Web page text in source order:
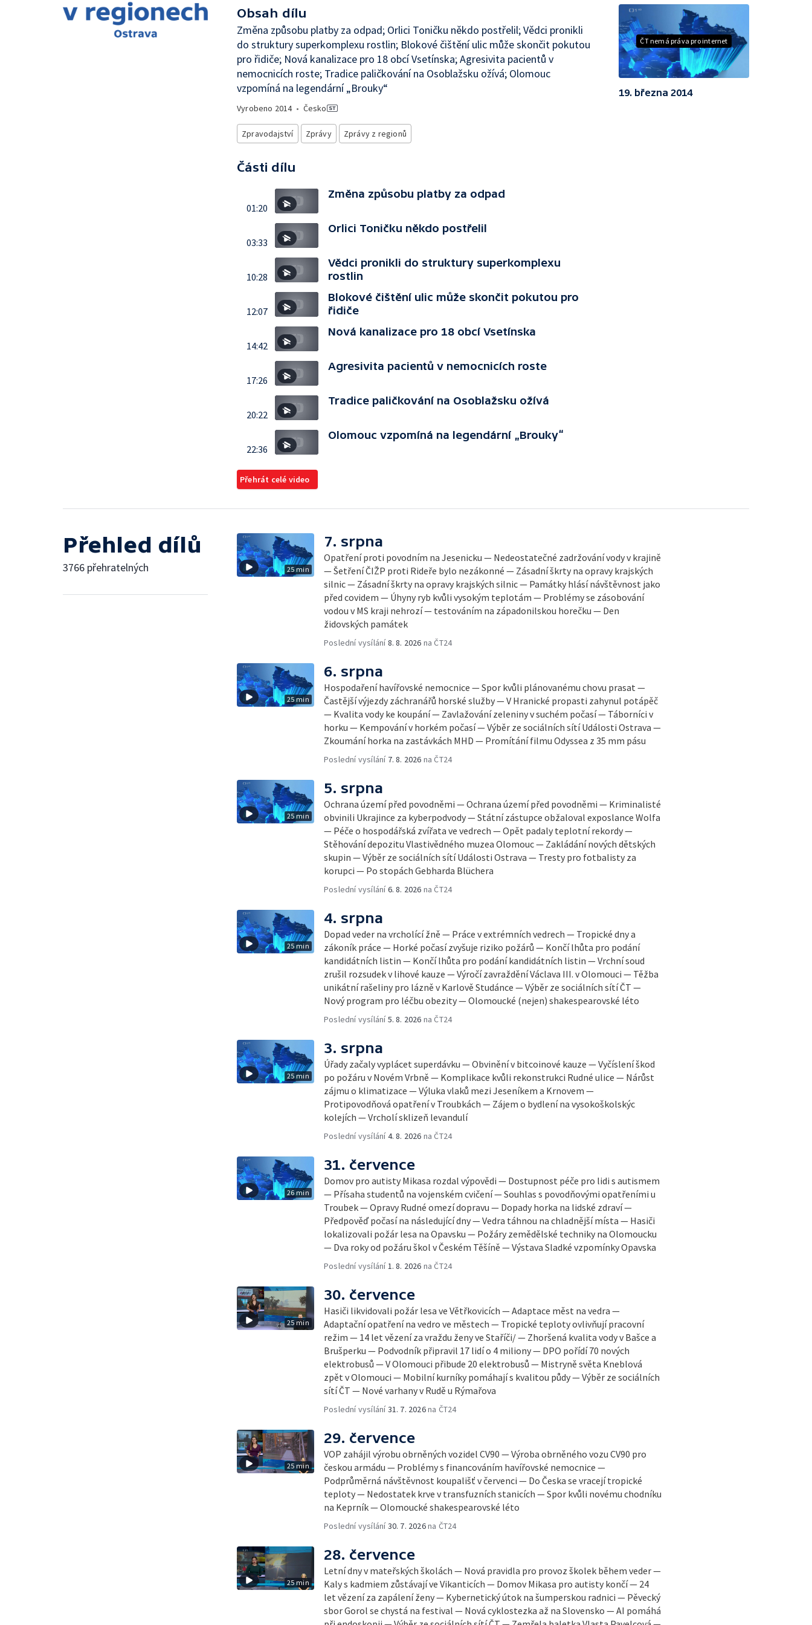
Obsah dílu
Změna způsobu platby za odpad; Orlici Toničku někdo postřelil; Vědci pronikli
do struktury superkomplexu rostlin; Blokové čištění ulic může skončit pokutou
pro řidiče; Nová kanalizace pro 18 obcí Vsetínska; Agresivita pacientů v
nemocnicích roste; Tradice paličkování na Osoblažsku ožívá; Olomouc
vzpomíná na legendární „Brouky“
Vyrobeno 2014• Česko
Zpravodajství Zprávy Zprávy z regionů
Části dílu
01:20
Změna způsobu platby za odpad
03:33
Orlici Toničku někdo postřelil
10:28
Vědci pronikli do struktury superkomplexu
rostlin
12:07
Blokové čištění ulic může skončit pokutou pro
řidiče
14:42
Nová kanalizace pro 18 obcí Vsetínska
17:26
Agresivita pacientů v nemocnicích roste
20:22
Tradice paličkování na Osoblažsku ožívá
22:36
Olomouc vzpomíná na legendární „Brouky“
Přehrát celé video
ČT nemá práva pro internet
19. března 2014
Přehled dílů
3766 přehratelných 25 min
7. srpna
Opatření proti povodním na Jesenicku — Nedeostatečné zadržování vody v krajině
— Šetření ČIŽP proti Rideře bylo nezákonné — Zásadní škrty na opravy krajských
silnic — Zásadní škrty na opravy krajských silnic — Památky hlásí návštěvnost jako
před covidem — Úhyny ryb kvůli vysokým teplotám — Problémy se zásobování
vodou v MS kraji nehrozí — testováním na západonilskou horečku — Den
židovských památek
Poslední vysílání8. 8. 2026 na ČT24
25 min
6. srpna
Hospodaření havířovské nemocnice — Spor kvůli plánovanému chovu prasat —
Častější výjezdy záchranářů horské služby — V Hranické propasti zahynul potápěč
— Kvalita vody ke koupání — Zavlažování zeleniny v suchém počasí — Táborníci v
horku — Kempování v horkém počasí — Výběr ze sociálních sítí Události Ostrava —
Zkoumání horka na zastávkách MHD — Promítání filmu Odyssea z 35 mm pásu
Poslední vysílání 7. 8. 2026 na ČT24
25 min
5. srpna
Ochrana území před povodněmi — Ochrana území před povodněmi — Kriminalisté
obvinili Ukrajince za kyberpodvody — Státní zástupce obžaloval exposlance Wolfa
— Péče o hospodářská zvířata ve vedrech — Opět padaly teplotní rekordy —
Stěhování depozitu Vlastivědného muzea Olomouc — Zakládání nových dětských
skupin — Výběr ze sociálních sítí Události Ostrava — Tresty pro fotbalisty za
korupci — Po stopách Gebharda Blüchera
Poslední vysílání6. 8. 2026 na ČT24
25 min
4. srpna
Dopad veder na vrcholící žně — Práce v extrémních vedrech — Tropické dny a
zákoník práce — Horké počasí zvyšuje riziko požárů — Končí lhůta pro podání
kandidátních listin — Končí lhůta pro podání kandidátních listin — Vrchní soud
zrušil rozsudek v lihové kauze — Výročí zavraždění Václava III. v Olomouci — Těžba
unikátní rašeliny pro lázně v Karlově Studánce — Výběr ze sociálních sítí ČT —
Nový program pro léčbu obezity — Olomoucké (nejen) shakespearovské léto
Poslední vysílání5. 8. 2026 na ČT24
25 min
3. srpna
Úřady začaly vyplácet superdávku — Obvinění v bitcoinové kauze — Vyčíslení škod
po požáru v Novém Vrbně — Komplikace kvůli rekonstrukci Rudné ulice — Nárůst
zájmu o klimatizace — Výluka vlaků mezi Jeseníkem a Krnovem —
Protipovodňová opatření v Troubkách — Zájem o bydlení na vysokoškolskýc
kolejích — Vrcholí sklizeň levandulí
Poslední vysílání4. 8. 2026 na ČT24
26 min
31. července
Domov pro autisty Mikasa rozdal výpovědi — Dostupnost péče pro lidi s autismem
— Přísaha studentů na vojenském cvičení — Souhlas s povodňovými opatřeními u
Troubek — Opravy Rudné omezí dopravu — Dopady horka na lidské zdraví —
Předpověď počasí na následující dny — Vedra táhnou na chladnější místa — Hasiči
lokalizovali požár lesa na Opavsku — Požáry zemědělské techniky na Olomoucku
— Dva roky od požáru škol v Českém Těšíně — Výstava Sladké vzpomínky Opavska
Poslední vysílání1. 8. 2026 na ČT24
25 min
30. července
Hasiči likvidovali požár lesa ve Větřkovicích — Adaptace měst na vedra —
Adaptační opatření na vedro ve městech — Tropické teploty ovlivňují pracovní
režim — 14 let vězení za vraždu ženy ve Staříči/ — Zhoršená kvalita vody v Bašce a
Brušperku — Podvodník připravil 17 lidí o 4 miliony — DPO pořídí 70 nových
elektrobusů — V Olomouci přibude 20 elektrobusů — Mistryně světa Kneblová
zpět v Olomouci — Mobilní kurníky pomáhají s kvalitou půdy — Výběr ze sociálních
sítí ČT — Nové varhany v Rudě u Rýmařova
Poslední vysílání31. 7. 2026na ČT24
25 min
29. července
VOP zahájil výrobu obrněných vozidel CV90 — Výroba obrněného vozu CV90 pro
českou armádu — Problémy s financováním havířovské nemocnice —
Podprůměrná návštěvnost koupališť v červenci — Do Česka se vracejí tropické
teploty — Nedostatek krve v transfuzních stanicích — Spor kvůli novému chodníku
na Keprník — Olomoucké shakespearovské léto
Poslední vysílání30. 7. 2026na ČT24
25 min
28. července
Letní dny v mateřských školách — Nová pravidla pro provoz školek během veder —
Kaly s kadmiem zůstávají ve Vikanticích — Domov Mikasa pro autisty končí — 24
let vězení za zapálení ženy — Kybernetický útok na šumperskou radnici — Pěvecký
sbor Gorol se chystá na festival — Nová cyklostezka až na Slovensko — AI pomáhá